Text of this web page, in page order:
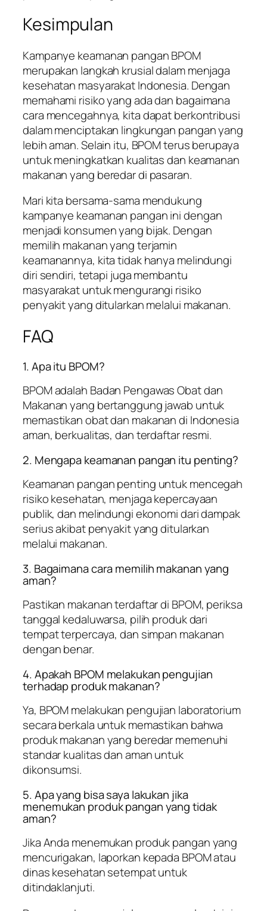
Kesimpulan
Kampanye keamanan pangan BPOM
merupakan langkah krusial dalam menjaga
kesehatan masyarakat Indonesia. Dengan
memahami risiko yang ada dan bagaimana
cara mencegahnya, kita dapat berkontribusi
dalam menciptakan lingkungan pangan yang
lebih aman. Selain itu, BPOM terus berupaya
untuk meningkatkan kualitas dan keamanan
makanan yang beredar di pasaran.
Mari kita bersama-sama mendukung
kampanye keamanan pangan ini dengan
menjadi konsumen yang bijak. Dengan
memilih makanan yang terjamin
keamanannya, kita tidak hanya melindungi
diri sendiri, tetapi juga membantu
masyarakat untuk mengurangi risiko
penyakit yang ditularkan melalui makanan.
FAQ
1. Apa itu BPOM?
BPOM adalah Badan Pengawas Obat dan
Makanan yang bertanggung jawab untuk
memastikan obat dan makanan di Indonesia
aman, berkualitas, dan terdaftar resmi.
2. Mengapa keamanan pangan itu penting?
Keamanan pangan penting untuk mencegah
risiko kesehatan, menjaga kepercayaan
publik, dan melindungi ekonomi dari dampak
serius akibat penyakit yang ditularkan
melalui makanan.
3. Bagaimana cara memilih makanan yang
aman?
Pastikan makanan terdaftar di BPOM, periksa
tanggal kedaluwarsa, pilih produk dari
tempat terpercaya, dan simpan makanan
dengan benar.
4. Apakah BPOM melakukan pengujian
terhadap produk makanan?
Ya, BPOM melakukan pengujian laboratorium
secara berkala untuk memastikan bahwa
produk makanan yang beredar memenuhi
standar kualitas dan aman untuk
dikonsumsi.
5. Apa yang bisa saya lakukan jika
menemukan produk pangan yang tidak
aman?
Jika Anda menemukan produk pangan yang
mencurigakan, laporkan kepada BPOM atau
dinas kesehatan setempat untuk
ditindaklanjuti.